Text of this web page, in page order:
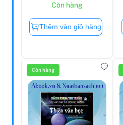
Còn hàng
Thêm vào giỏ hàng
Còn hàng